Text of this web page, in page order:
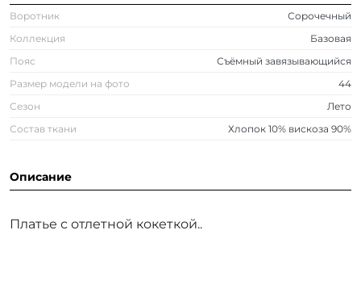
Воротник
Сорочечный
Коллекция
Базовая
Пояс
Съёмный завязывающийся
Размер модели на фото
44
Сезон
Лето
Состав ткани
Хлопок 10% вискоза 90%
Описание
Платье с отлетной кокеткой..